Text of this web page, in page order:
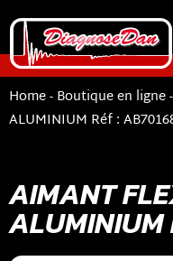
Home-Boutique en ligne-
ALUMINIUM Réf :
AIMANT
ALUMINIUM